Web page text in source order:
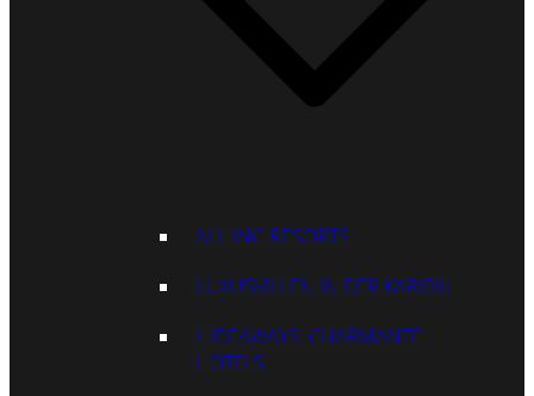
ALL-INC-RESORTS
LUXUSVILLEN IN DER KARIBIK
HIDEAWAYS: CHARMANTE
HOTELS